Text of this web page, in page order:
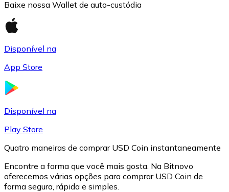
Baixe nossa Wallet de auto-custódia
Disponível na
App Store
Disponível na
Play Store
Quatro maneiras de comprar USD Coin instantaneamente
Encontre a forma que você mais gosta. Na Bitnovo
oferecemos várias opções para comprar USD Coin de
forma segura, rápida e simples.